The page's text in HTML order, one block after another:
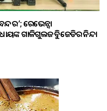
କର’; ରେଭେନ୍ସା
ଗାଳିଗୁଲଜକୁ ବିଜେଡିର ନିନ୍ଦା